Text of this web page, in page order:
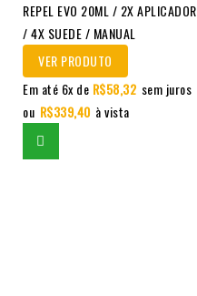
REPEL EVO 20ML / 2X APLICADOR
/ 4X SUEDE / MANUAL
VER PRODUTO
Em até 6x de R$58,32 sem juros
ou R$339,40 à vista